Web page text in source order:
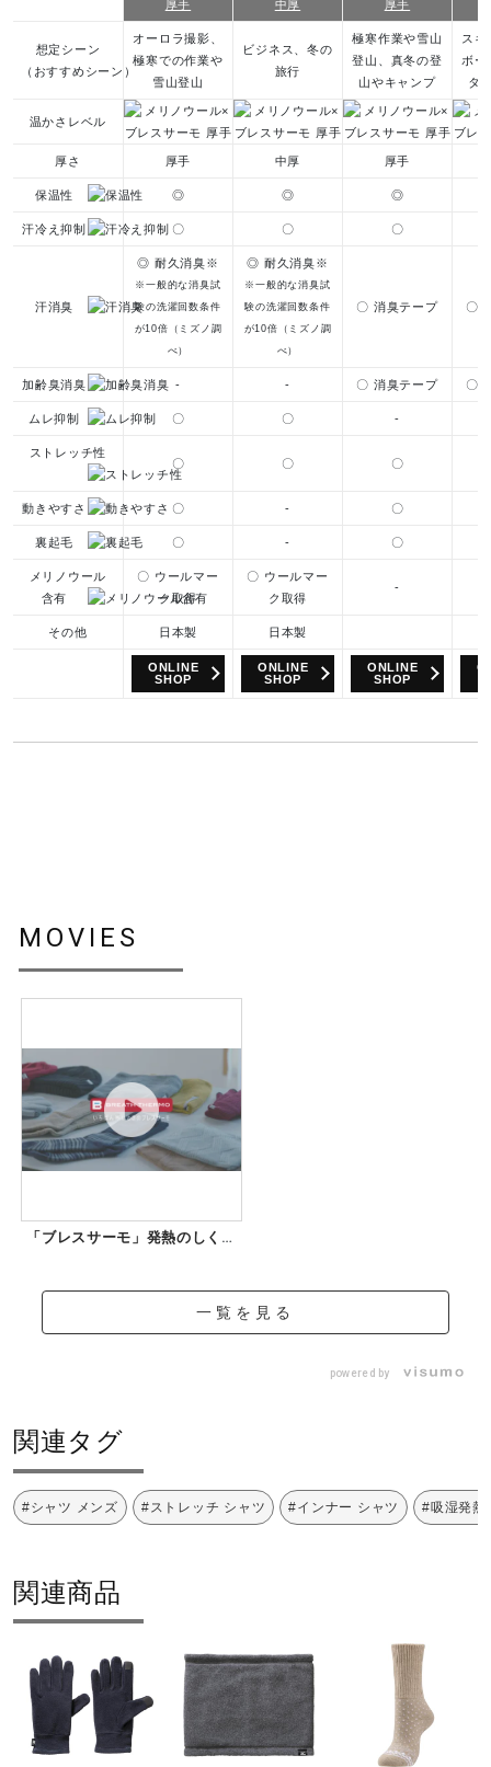
厚手 中厚 厚手
想定シーン
（おすすめシーン）
オーロラ撮影、
極寒での作業や
雪⼭登⼭
ビジネス、冬の
旅行
極寒作業や雪山
登山、真冬の登
山やキャンプ
スキ
ボー
タ
温かさレベル
厚さ 厚手 中厚 厚手
保温性 ◎ ◎ ◎
汗冷え抑制 〇 〇 〇
汗消臭
◎ 耐久消臭※
※一般的な消臭試
験の洗濯回数条件
が10倍（ミズノ調
べ）
◎ 耐久消臭※
※一般的な消臭試
験の洗濯回数条件
が10倍（ミズノ調
べ）
〇 消臭テープ 〇
加齢臭消臭 - - 〇 消臭テープ 〇
ムレ抑制 〇 〇 -
ストレッチ性
〇
〇 〇
動きやすさ 〇 - 〇
裏起毛 〇 - 〇
メリノウール
含有
〇 ウールマー
ク取得
〇 ウールマー
ク取得
-
その他 日本製 日本製
ONLINE
SHOP
ONLINE
SHOP
ONLINE
SHOP
MOVIES
「ブレスサーモ」発熱のしくみ
一覧を見る
powered by
関連タグ
#シャツ メンズ #ストレッチ シャツ #インナー シャツ #吸湿発熱
関連商品